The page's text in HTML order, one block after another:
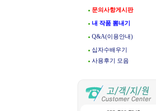
문의사항게시판
내 작품 뽐내기
Q&A(이용안내)
십자수배우기
사용후기 모음